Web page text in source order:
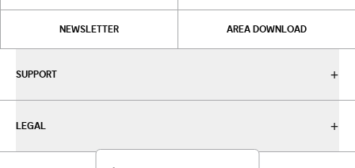
NEWSLETTER AREA DOWNLOAD
SUPPORT
LEGAL